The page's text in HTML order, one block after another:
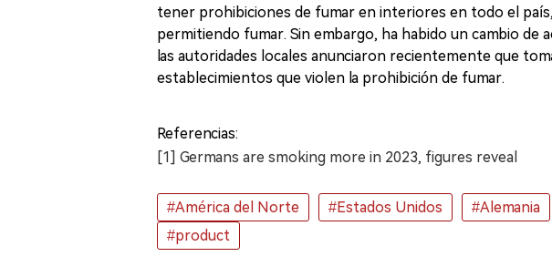
tener prohibiciones de fumar en interiores en todo el
permitiendo fumar. Sin embargo, ha habido un cambio de
las autoridades locales anunciaron recientemente que
establecimientos que violen la prohibición de fumar.
Referencias:
[1] Germans are smoking more in 2023, figures reveal
#América del Norte #Estados Unidos #Alemania
#product